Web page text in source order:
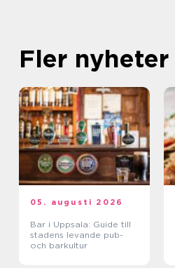
Fler nyheter
05. augusti 2026
Bar i Uppsala: Guide till
stadens levande pub-
och barkultur